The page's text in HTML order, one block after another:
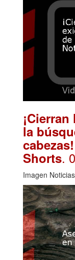
la
Shorts.
Imagen Noticias